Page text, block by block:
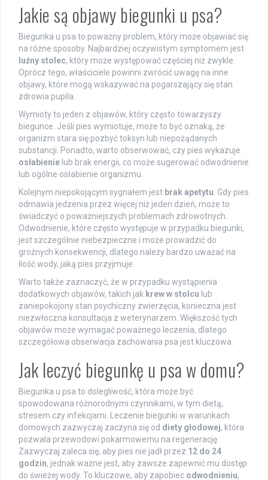
Jakie są objawy biegunki u psa?
Biegunka u psa to poważny problem, który może objawiać się
na różne sposoby. Najbardziej oczywistym symptomem jest
luźny stolec, który może występować częściej niż zwykle.
Oprócz tego, właściciele powinni zwrócić uwagę na inne
objawy, które mogą wskazywać na pogarszający się stan
zdrowia pupila.
Wymioty to jeden z objawów, który często towarzyszy
biegunce. Jeśli pies wymiotuje, może to być oznaką, że
organizm stara się pozbyć toksyn lub niepożądanych
substancji. Ponadto, warto obserwować, czy pies wykazuje
osłabienie lub brak energii, co może sugerować odwodnienie
lub ogólne osłabienie organizmu.
Kolejnym niepokojącym sygnałem jest brak apetytu . Gdy pies
odmawia jedzenia przez więcej niż jeden dzień, może to
świadczyć o poważniejszych problemach zdrowotnych.
Odwodnienie, które często występuje w przypadku biegunki,
jest szczególnie niebezpieczne i może prowadzić do
groźnych konsekwencji, dlatego należy bardzo uważać na
ilość wody, jaką pies przyjmuje.
Warto także zaznaczyć, że w przypadku wystąpienia
dodatkowych objawów, takich jak krew w stolcu lub
zaniepokojony stan psychiczny zwierzęcia, konieczna jest
niezwłoczna konsultacja z weterynarzem. Większość tych
objawów może wymagać poważnego leczenia, dlatego
szczegółowa obserwacja zachowania psa jest kluczowa.
Jak leczyć biegunkę u psa w domu?
Biegunka u psa to dolegliwość, która może być
spowodowana różnorodnymi czynnikami, w tym dietą,
stresem czy infekcjami. Leczenie biegunki w warunkach
domowych zazwyczaj zaczyna się od diety głodowej, która
pozwala przewodowi pokarmowemu na regenerację.
Zazwyczaj zaleca się, aby pies nie jadł przez 12 do 24
godzin, jednak ważne jest, aby zawsze zapewnić mu dostęp
do świeżej wody. To kluczowe, aby zapobiec odwodnieniu,